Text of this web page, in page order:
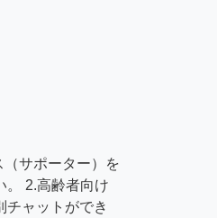
サポーター）を
。 2.高齢者向け
チャットができ